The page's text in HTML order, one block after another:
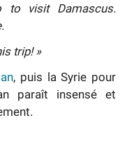
to visit Damascus.
trip! »
, puis la Syrie pour
paraît insensé et